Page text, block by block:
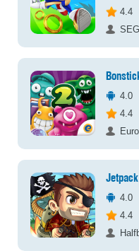
4.4
4.0
4.4
4.0
4.4